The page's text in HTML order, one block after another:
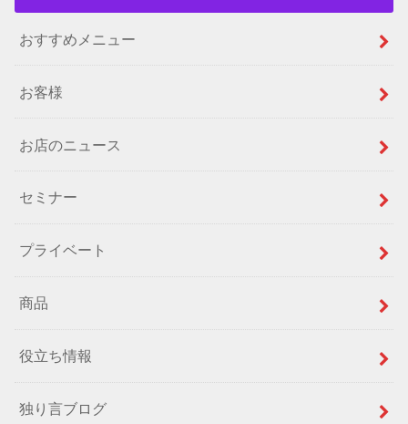
おすすめメニュー
お客様
お店のニュース
セミナー
プライベート
商品
役立ち情報
独り言ブログ